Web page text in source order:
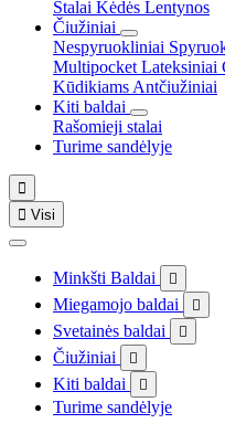
Stalai Kėdės Lentynos
Čiužiniai
Nespyruokliniai
Multipocket Lateksiniai
Kūdikiams Antčiužiniai
Kiti baldai
Rašomieji stalai
Turime sandėlyje

 Visi
Minkšti Baldai 
Miegamojo baldai 
Svetainės baldai 
Čiužiniai 
Kiti baldai 
Turime sandėlyje